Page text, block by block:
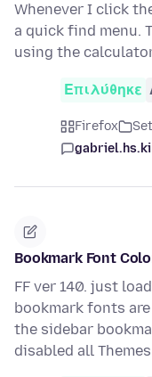
Whenever I click
a quick find menu.
using the
Επιλύθηκε
Firefox
Bookmark Font
FF ver 140. just
bookmark fonts
the sidebar
disabled all